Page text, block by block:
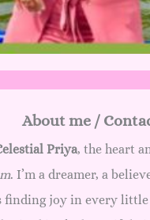
About me /
Priya, the heart
. I’m a dreamer, a
finding joy in every